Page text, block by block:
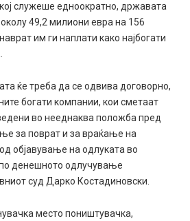
служеше едноократно, државата
49,2 милиони евра на 156
им ги наплати како најбогати
ќе треба да се одвива договорно,
богати компании, кои сметаат
во нееднаква положба пред
за поврат и за враќање на
објавување на одлуката во
денешното одлучување
суд Дарко Костадиновски.
место поништувачка,